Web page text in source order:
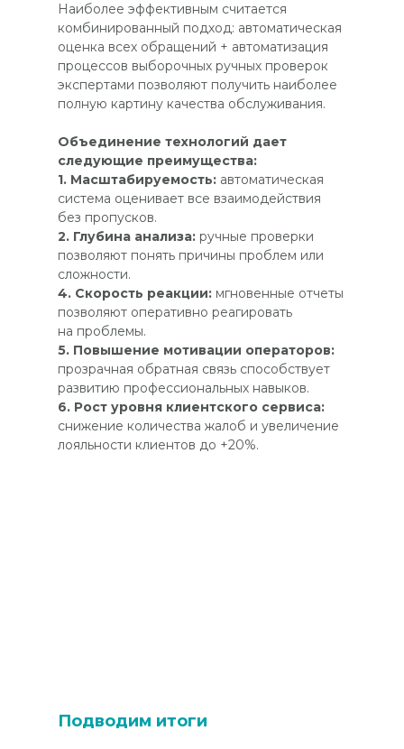
Наиболее эффективным считается
комбинированный подход: автоматическая
оценка всех обращений + автоматизация
процессов выборочных ручных проверок
экспертами позволяют получить наиболее
полную картину качества обслуживания.
Объединение технологий дает
следующие преимущества:
1. Масштабируемость: автоматическая
система оценивает все взаимодействия
без пропусков.
2. Глубина анализа: ручные проверки
позволяют понять причины проблем или
сложности.
4. Скорость реакции: мгновенные отчеты
позволяют оперативно реагировать
на проблемы.
5. Повышение мотивации операторов:
прозрачная обратная связь способствует
развитию профессиональных навыков.
6. Рост уровня клиентского сервиса:
снижение количества жалоб и увеличение
лояльности клиентов до +20%.
Подводим итоги